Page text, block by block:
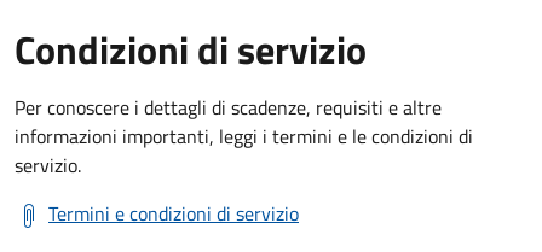
Condizioni di servizio
Per conoscere i dettagli di scadenze, requisiti e altre
informazioni importanti, leggi i termini e le condizioni di
servizio.
Termini e condizioni di servizio